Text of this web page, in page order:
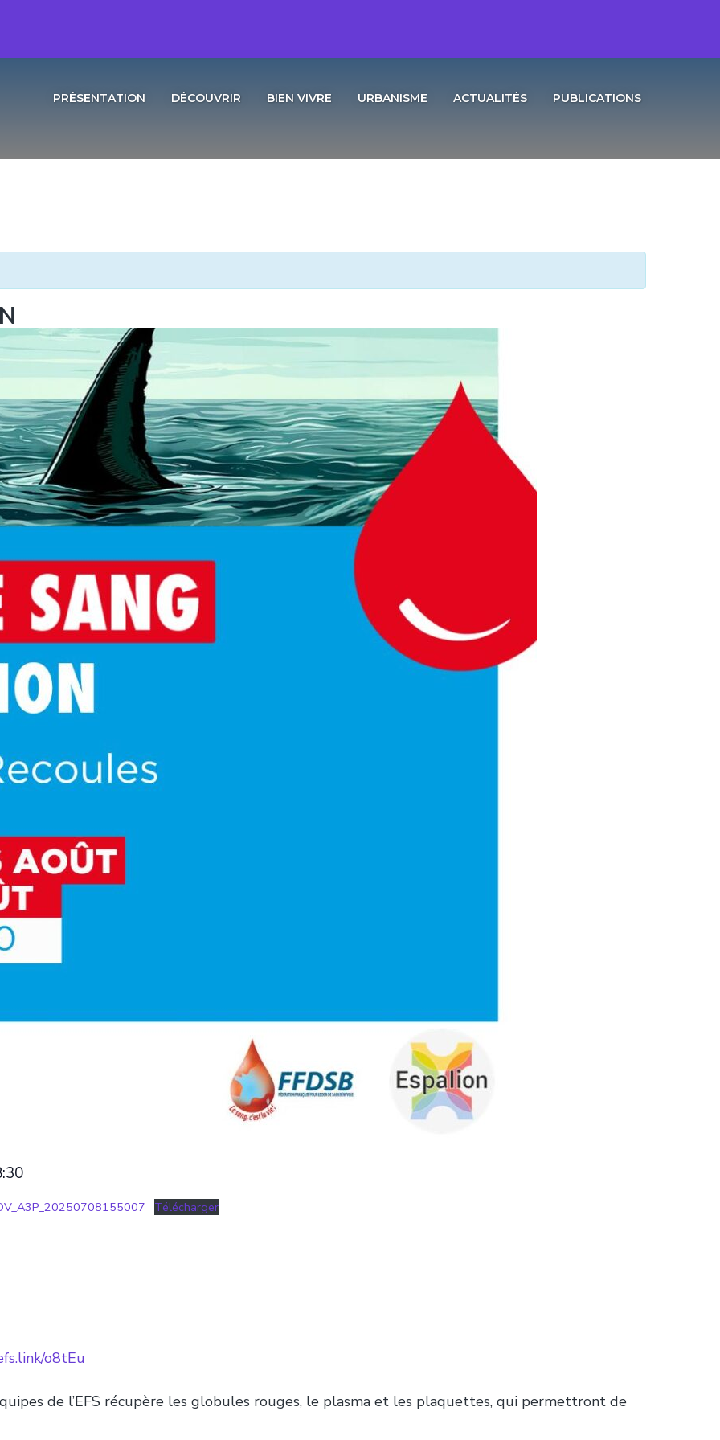
PRÉSENTATION DÉCOUVRIR BIEN VIVRE URBANISME ACTUALITÉS PUBLICATIONS
Télécharger
o8tEu
de l’EFS récupère les globules rouges, le plasma et les plaquettes, qui permettront de